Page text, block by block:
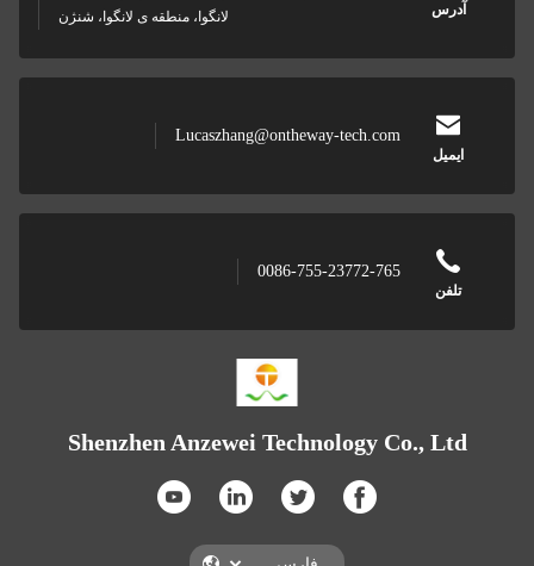
آدرس
لانگوا، منطقه ی لانگوا، شنژن
ایمیل
Lucaszhang@ontheway-tech.com
تلفن
0086-755-23772-765
Shenzhen Anzewei Technology Co., Ltd